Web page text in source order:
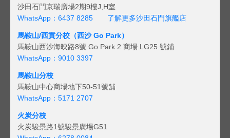
沙田石門京瑞廣場2期9樓J,H室
WhatsApp：6437 8285
了解更多沙田石門旗艦店
馬鞍山/西貢分校（西沙 Go Park）
馬鞍山西沙海映路8號 Go Park 2 商場 LG25 號鋪
WhatsApp：9010 3397
馬鞍山分校
馬鞍山中心商場地下50-51號舖
WhatsApp：5171 2707
火炭分校
火炭駿景路1號駿景廣場G51